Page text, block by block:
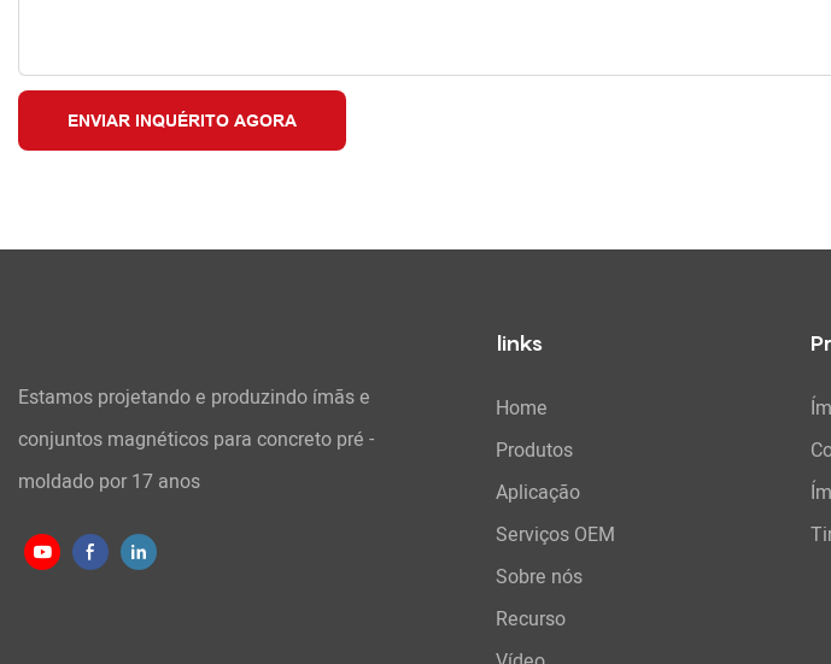
ENVIAR INQUÉRITO AGORA
Estamos projetando e produzindo ímãs e
conjuntos magnéticos para concreto pré -
moldado por 17 anos
links
Home
Produtos
Aplicação
Serviços OEM
Sobre nós
Recurso